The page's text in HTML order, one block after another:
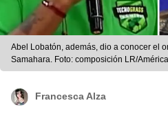
Abel Lobatón, además, dio a conocer el
Samahara. Foto: composición LR/
Francesca Alza